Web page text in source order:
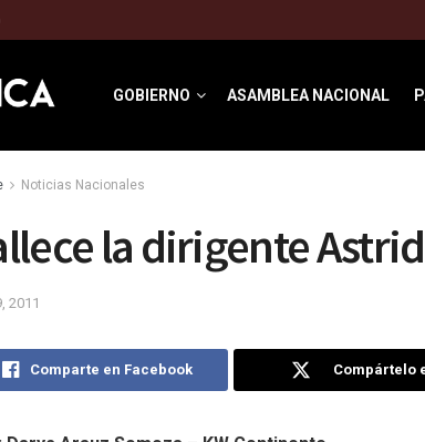
GOBIERNO ASAMBLEA NACIONAL
Noticias Nacionales
la dirigente
2011
Comparte en Facebook Compártelo